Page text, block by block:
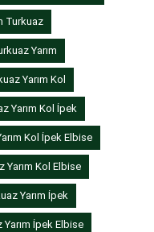
Turkuaz
Yarım
Yarım Kol
Yarım Kol İpek
Kol İpek Elbise
Yarım Kol Elbise
Yarım İpek
İpek Elbise